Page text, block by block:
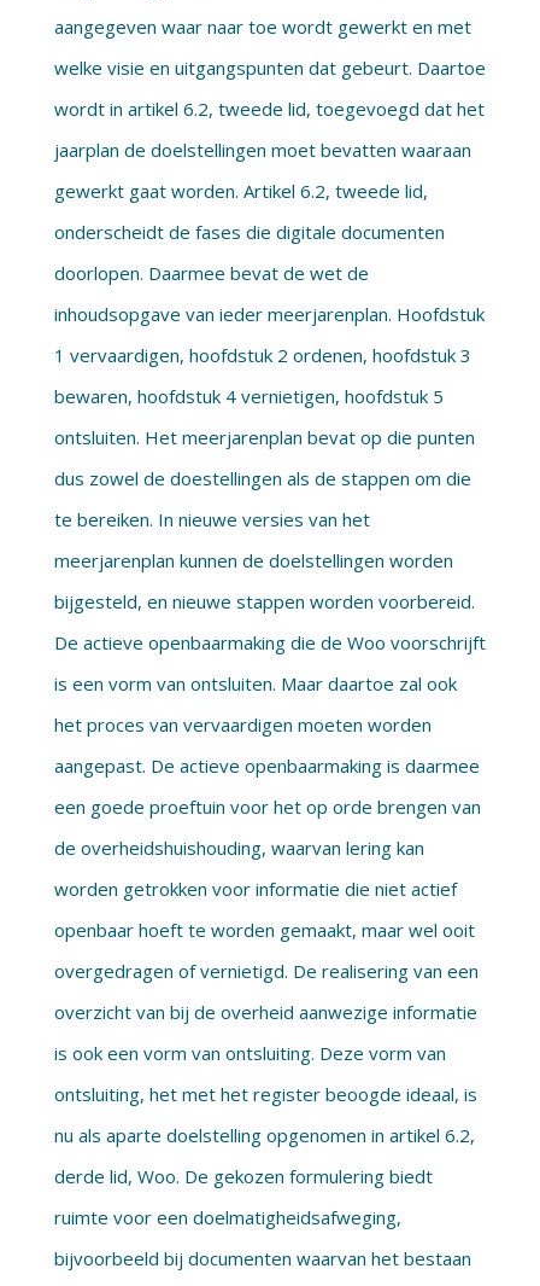
aangegeven waar naar toe wordt gewerkt en met
welke visie en uitgangspunten dat gebeurt. Daartoe
wordt in artikel 6.2, tweede lid, toegevoegd dat het
jaarplan de doelstellingen moet bevatten waaraan
gewerkt gaat worden. Artikel 6.2, tweede lid,
onderscheidt de fases die digitale documenten
doorlopen. Daarmee bevat de wet de
inhoudsopgave van ieder meerjarenplan. Hoofdstuk
1 vervaardigen, hoofdstuk 2 ordenen, hoofdstuk 3
bewaren, hoofdstuk 4 vernietigen, hoofdstuk 5
ontsluiten. Het meerjarenplan bevat op die punten
dus zowel de doestellingen als de stappen om die
te bereiken. In nieuwe versies van het
meerjarenplan kunnen de doelstellingen worden
bijgesteld, en nieuwe stappen worden voorbereid.
De actieve openbaarmaking die de Woo voorschrijft
is een vorm van ontsluiten. Maar daartoe zal ook
het proces van vervaardigen moeten worden
aangepast. De actieve openbaarmaking is daarmee
een goede proeftuin voor het op orde brengen van
de overheidshuishouding, waarvan lering kan
worden getrokken voor informatie die niet actief
openbaar hoeft te worden gemaakt, maar wel ooit
overgedragen of vernietigd. De realisering van een
overzicht van bij de overheid aanwezige informatie
is ook een vorm van ontsluiting. Deze vorm van
ontsluiting, het met het register beoogde ideaal, is
nu als aparte doelstelling opgenomen in artikel 6.2,
derde lid, Woo. De gekozen formulering biedt
ruimte voor een doelmatigheidsafweging,
bijvoorbeeld bij documenten waarvan het bestaan